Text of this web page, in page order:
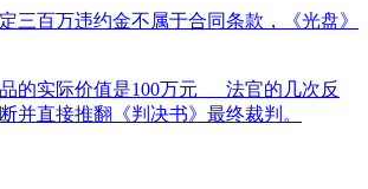
三百万违约金不属于合同条款，《光盘》
的实际价值是100万元___法官的几次反
并直接推翻《判决书》最终裁判。